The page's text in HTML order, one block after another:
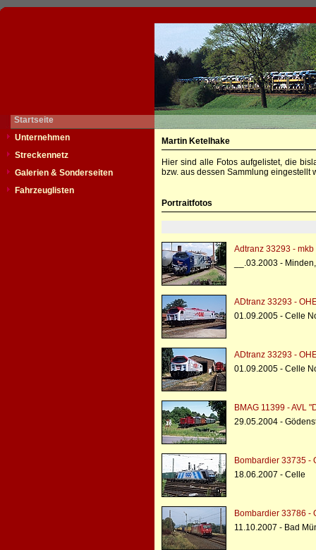
Startseite
Unternehmen
Streckennetz
Galerien & Sonderseiten
Fahrzeuglisten
Martin Ketelhake
Hier sind alle Fotos aufgelistet, die
bzw. aus dessen Sammlung eingestellt
Portraitfotos
Adtranz 33293 -
__.03.2003 -
ADtranz 33293 -
01.09.2005 - Celle
ADtranz 33293 -
01.09.2005 - Celle
BMAG 11399 - AVL
29.05.2004 -
Bombardier 33735 -
18.06.2007 - Celle
Bombardier 33786 -
11.10.2007 - Bad